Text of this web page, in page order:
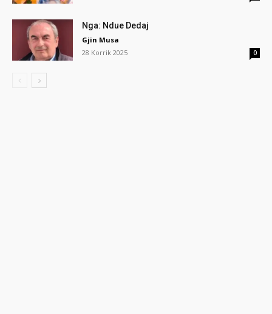
Nga: Ndue Dedaj
Gjin Musa
28 Korrik 2025
0